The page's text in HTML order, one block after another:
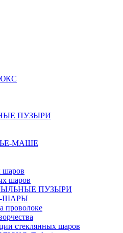
ПУЗЫРИ
МАШЕ
шаров
шаров
МЫЛЬНЫЕ ПУЗЫРИ
ШАРЫ
проволоке
стеклянных шаров